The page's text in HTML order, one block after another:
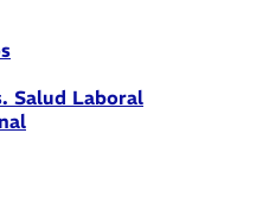
Salud Laboral